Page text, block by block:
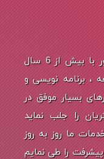
شرکت توسعه تجارت الکترونیک راژور با بیش از 6 سال
، برنامه نویسی و
بسیار موفق در
را جلب نماید
ما روز به روز
را طی نمایم